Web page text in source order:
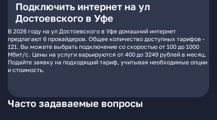
Подключить интернет на ул
Достоевского в Уфе
В 2026 году на ул Достоевского в Уфе домашний интернет
предлагают 6 провайдеров. Общее количество доступных тарифов -
121. Вы можете выбрать подключение со скоростью от 100 до 1000
Мбит/с. Цены на услуги варьируются от 400 до 3249 рублей в месяц.
Подайте заявку на подходящий тариф, учитывая необходимые опции
и стоимость.
Часто задаваемые вопросы